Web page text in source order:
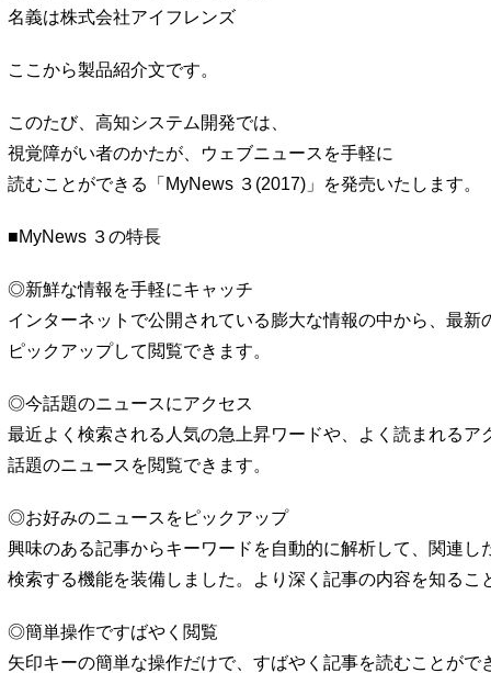
名義は株式会社アイフレンズ
ここから製品紹介文です。
このたび、高知システム開発では、
視覚障がい者のかたが、ウェブニュースを手軽に
読むことができる「MyNews ３(2017)」を発売いたします。
■MyNews ３の特長
◎新鮮な情報を手軽にキャッチ
インターネットで公開されている膨大な情報の中から、最新
ピックアップして閲覧できます。
◎今話題のニュースにアクセス
最近よく検索される人気の急上昇ワードや、よく読まれるア
話題のニュースを閲覧できます。
◎お好みのニュースをピックアップ
興味のある記事からキーワードを自動的に解析して、関連し
検索する機能を装備しました。より深く記事の内容を知るこ
◎簡単操作ですばやく閲覧
矢印キーの簡単な操作だけで、すばやく記事を読むことがで